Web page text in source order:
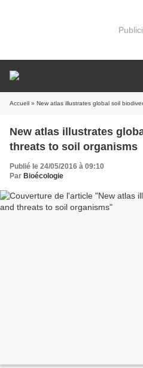
Accueil » New atlas illustrates global soil
New atlas illustrates
threats to soil organisms
Publié le 24/05/2016 à 09:10
Par Bioécologie